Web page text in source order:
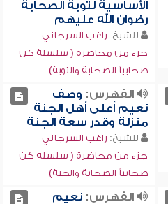
الأساسية لتوبة الصحابة
رضوان الله عليهم
للشيخ: راغب السرجاني
جزء من محاضرة ( سلسلة كن
صحابياً الصحابة والتوبة)
الفهرس: وصف
نعيم أعلى أهل الجنة
منزلة وقدر سعة الجنة
للشيخ: راغب السرجاني
جزء من محاضرة ( سلسلة كن
صحابياً الصحابة والجنة)
الفهرس:نعيم